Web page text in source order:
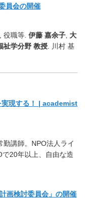
員会の開催
役職等. 伊藤 嘉余子 大
祉学分野 教授 . 川村 基
実現する！ | academist
講師。 NPO法人ライ
で20年以上、自由な造
画検討委員会」 の開催